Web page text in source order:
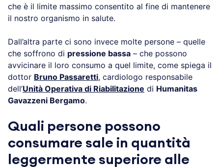
che è il limite massimo consentito al fine di mantenere
il nostro organismo in salute.
Dall’altra parte ci sono invece molte persone – quelle
che soffrono di pressione bassa – che possono
avvicinare il loro consumo a quel limite, come spiega il
dottor Bruno Passaretti, cardiologo responsabile
dell’Unità Operativa di Riabilitazione di Humanitas
Gavazzeni Bergamo.
Quali persone possono
consumare sale in quantità
leggermente superiore alle